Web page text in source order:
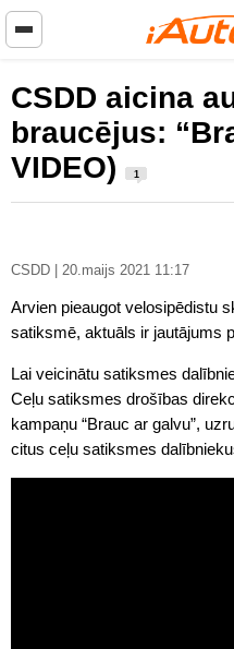
CSDD aicina
braucējus:
VIDEO)
1
CSDD | 20.maijs 2021 11:17
Arvien pieaugot velosipēdistu
satiksmē, aktuāls ir jautājums
Lai veicinātu satiksmes
Ceļu satiksmes drošības
kampaņu “Brauc ar galvu”,
citus ceļu satiksmes